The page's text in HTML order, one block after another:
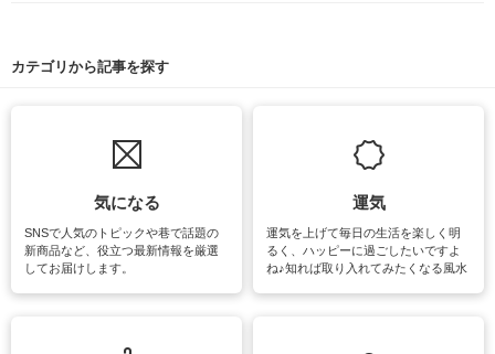
カテゴリから記事を探す
気になる
SNSで人気のトピックや巷で話題の
新商品など、役立つ最新情報を厳選
してお届けします。
運気
運気を上げて毎日の生活を楽しく明
るく、ハッピーに過ごしたいですよ
ね♪知れば取り入れてみたくなる風水